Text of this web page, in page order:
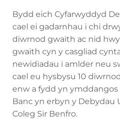
Bydd eich Cyfarwyddyd
cael ei gadarnhau i chi
diwrnod gwaith ac nid
gwaith cyn y casgliad
newidiadau i amlder neu
cael eu hysbysu 10
enw a fydd yn ymddangos
Banc yn erbyn y Debydau
Coleg Sir Benfro.